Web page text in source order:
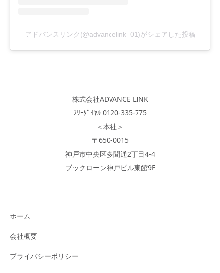
アドバンスリンク(@advancelink_01)がシェアした投稿
株式会社ADVANCE LINK
ﾌﾘｰﾀﾞｲﾔﾙ 0120-335-775
＜本社＞
〒650-0015
神戸市中央区多聞通2丁目4-4
ブックローン神戸ビル東館9F
ホーム
会社概要
プライバシーポリシー